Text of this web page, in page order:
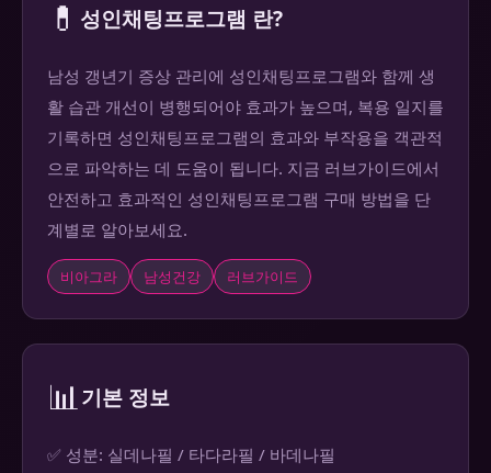
💊 성인채팅프로그램 란?
남성 갱년기 증상 관리에 성인채팅프로그램와 함께 생
활 습관 개선이 병행되어야 효과가 높으며, 복용 일지를
기록하면 성인채팅프로그램의 효과와 부작용을 객관적
으로 파악하는 데 도움이 됩니다. 지금 러브가이드에서
안전하고 효과적인 성인채팅프로그램 구매 방법을 단
계별로 알아보세요.
비아그라 남성건강 러브가이드
📊기본 정보
✅ 성분: 실데나필 / 타다라필 / 바데나필